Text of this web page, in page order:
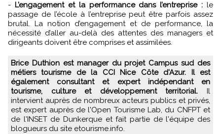
- L’engagement et la performance dans l’entreprise : le
passage de l’école à l’entreprise peut être parfois assez
brutal. La notion d’engagement et de performance, la
nécessité d’aller au-delà des attentes des managers et
dirigeants doivent être comprises et assimilées.
Brice Duthion est manager du projet Campus sud des
métiers tourisme de la CCI Nice Côte d'Azur. Il est
également consultant et expert indépendant en
tourisme, culture et développement territorial. Il
intervient auprès de nombreux acteurs publics et privés,
est expert auprès de l'Open Tourisme Lab, du CNFPT et
de l'INSET de Dunkerque et fait partie de l'équipe des
blogueurs du site etourisme.info.